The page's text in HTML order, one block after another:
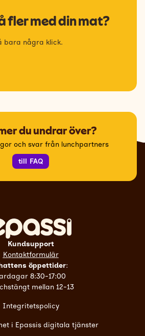
fler med din mat?
bara några klick.
du undrar över?
och svar från lunchpartners
till FAQ
Kundsupport
Kontaktformulär
öppettider:
8:30-17:00
mellan 12-13
Integritetspolicy
i Epassis digitala tjänster